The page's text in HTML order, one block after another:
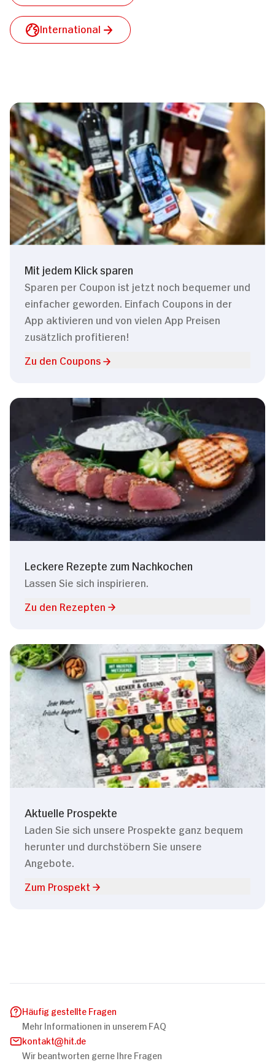
International
Mit jedem Klick sparen
Sparen per Coupon ist jetzt noch bequemer und
einfacher geworden. Einfach Coupons in der
App aktivieren und von vielen App Preisen
zusätzlich profitieren!
Zu den Coupons
Leckere Rezepte zum Nachkochen
Lassen Sie sich inspirieren.
Zu den Rezepten
Aktuelle Prospekte
Laden Sie sich unsere Prospekte ganz bequem
herunter und durchstöbern Sie unsere
Angebote.
Zum Prospekt
Häufig gestellte Fragen
Mehr Informationen in unserem FAQ
kontakt
hit.de
Wir beantworten gerne Ihre Fragen